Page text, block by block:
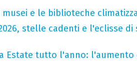
musei e le biblioteche
stelle cadenti e l'eclisse
Estate tutto l'anno: